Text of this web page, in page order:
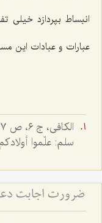
انبساط بپردازد خیلی
عبارات و عبادات این
سلم: علّموا